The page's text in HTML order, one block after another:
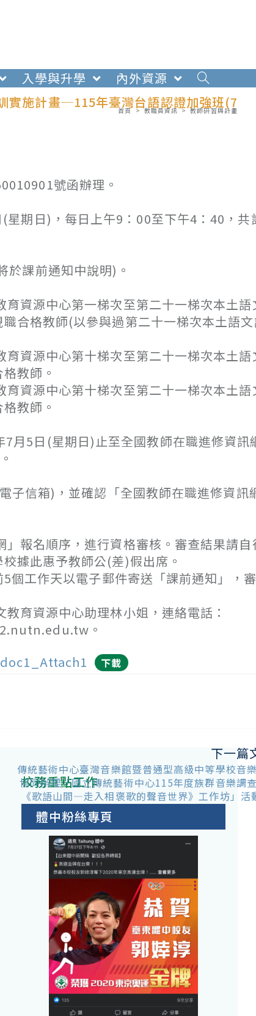
入學與升學
內外資源
實施計畫─115年臺灣台語認證加強班(7
首頁 > 教職員資訊 > 教師研習與計畫
號函辦理。
日)，每日上午9：00至下午4：40，共
課前通知中說明)。
資源中心第一梯次至第二十一梯次本土語
合格教師(以參與過第二十一梯次本土語
資源中心第十梯次至第二十一梯次本土語
教師。
資源中心第十梯次至第二十一梯次本土語
教師。
5日(星期日)止至全國教師在職進修資訊
信箱)，並確認「全國教師在職進修資訊
報名順序，進行資格審核。審查結果請自
據此惠予教師公(差)假出席。
工作天以電子郵件寄送「課前通知」，
育資源中心助理林小姐，連絡電話：
。
下載
下一篇
傳統藝術中心臺灣音樂館暨普通型高級中等學校音
協同辦理「國立傳統藝術中心115年度族群音樂調
《歌語山間—走入相褒歌的聲音世界》工作坊」活
校務重點工作
體中粉絲專頁